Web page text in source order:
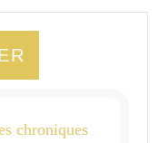
chroniques